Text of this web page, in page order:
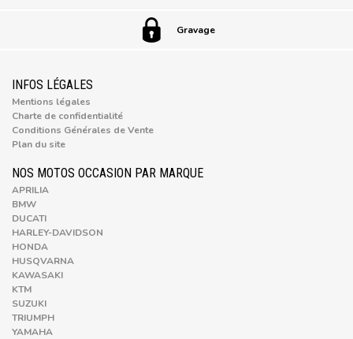
Gravage
INFOS LÉGALES
Mentions légales
Charte de confidentialité
Conditions Générales de Vente
Plan du site
NOS MOTOS OCCASION PAR MARQUE
APRILIA
BMW
DUCATI
HARLEY-DAVIDSON
HONDA
HUSQVARNA
KAWASAKI
KTM
SUZUKI
TRIUMPH
YAMAHA